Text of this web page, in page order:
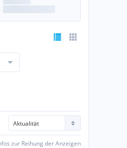
zur Reihung der Anzeigen